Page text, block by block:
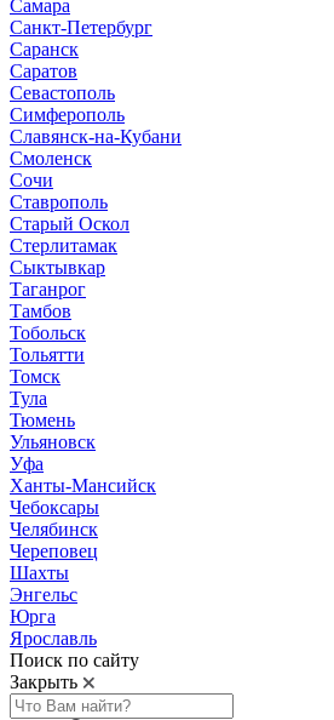
Самара
Санкт-Петербург
Саранск
Саратов
Севастополь
Симферополь
Славянск-на-Кубани
Смоленск
Сочи
Ставрополь
Старый Оскол
Стерлитамак
Сыктывкар
Таганрог
Тамбов
Тобольск
Тольятти
Томск
Тула
Тюмень
Ульяновск
Уфа
Ханты-Мансийск
Чебоксары
Челябинск
Череповец
Шахты
Энгельс
Юрга
Ярославль
Поиск по сайту
Закрыть